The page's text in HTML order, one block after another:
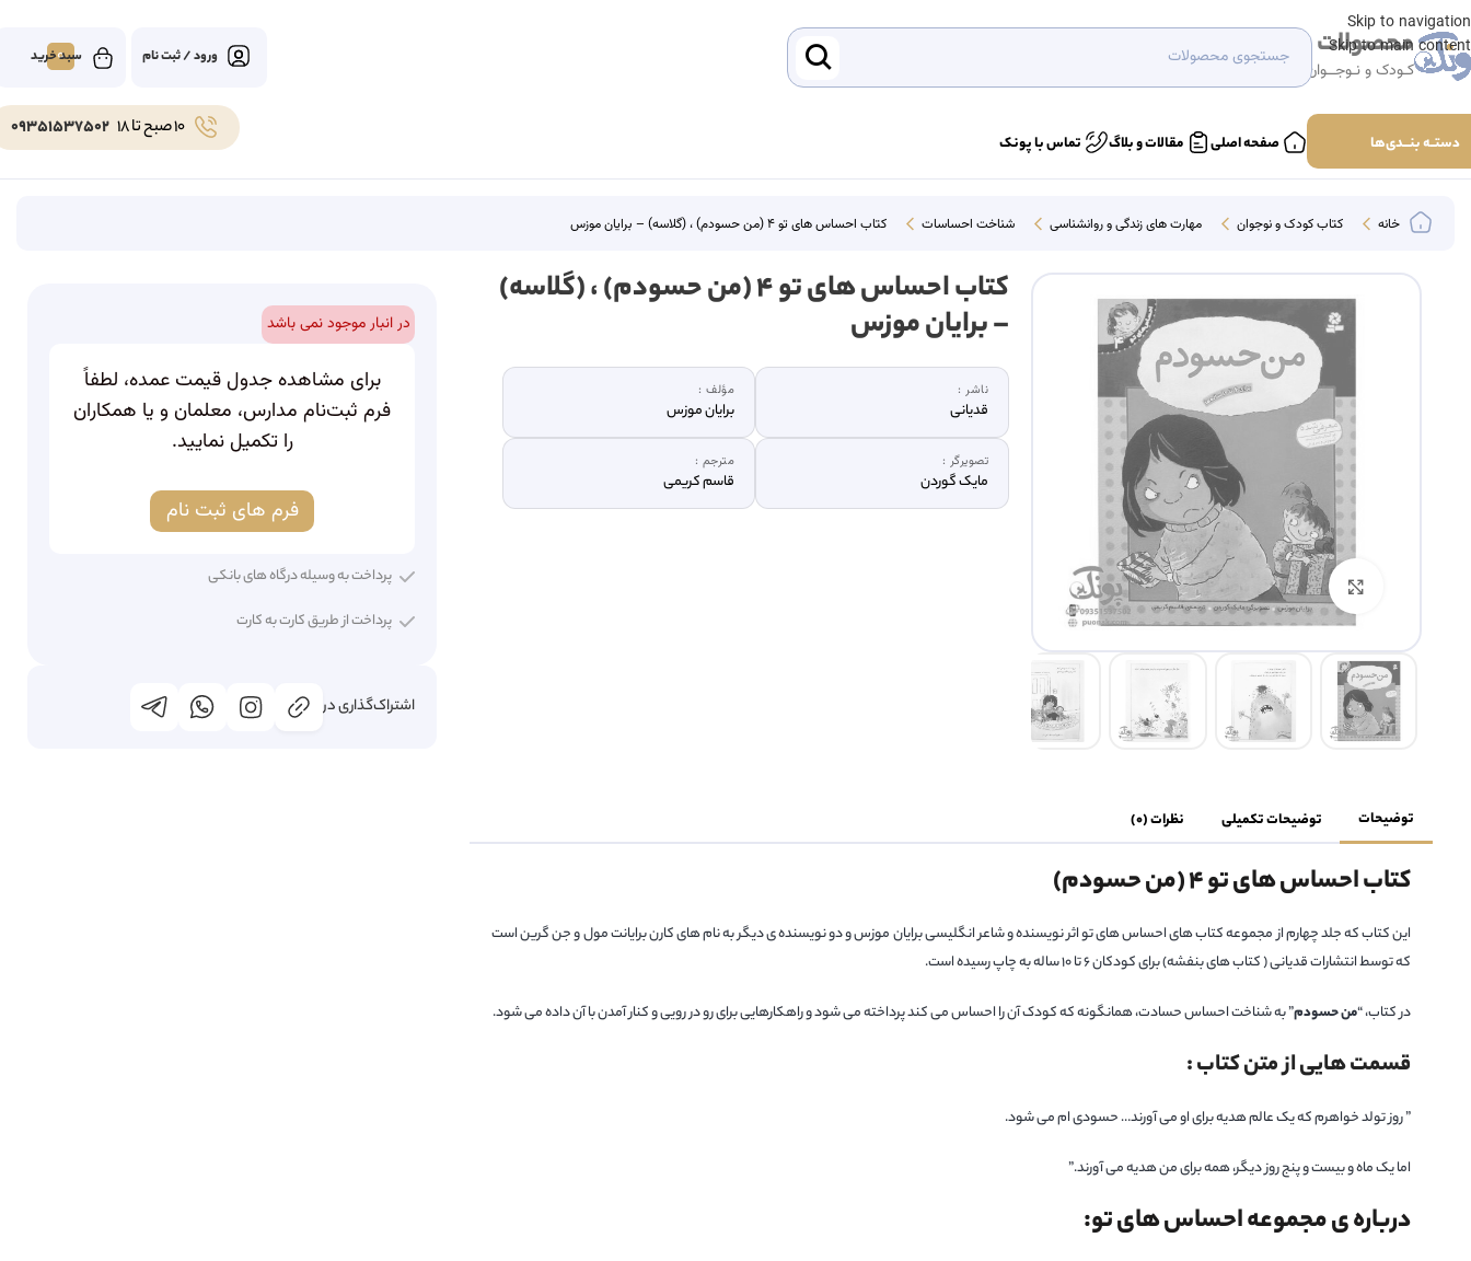
Skip to navigation
Skip to main content
محصولات
کـودک و نـوجــوان
ورود / ثبت نام 0
دستــه بنـــدی‌ها صفحه اصلی مقالات و بلاگ تماس با پونک
10 صبح تا 18 09351537502
خانه کتاب کودک و نوجوان مهارت های زندگی و روانشناسی شناخت احساسات کتاب احساس های تو ۴ (من حسودم) ، (گلاسه) – برایان موزس
بزرگنمایی تصویر
کتاب احساس های تو ۴ (من حسودم) ، (گلاسه)
– برایان موزس
ناشر :
قدیانی
مؤلف :
برایان موزس
تصویرگر :
مایک گوردن
مترجم :
قاسم کریمی
توضیحات توضیحات تکمیلی نظرات (0)
کتاب احساس های تو ۴ (من حسودم)
این کتاب که جلد چهارم از مجموعه کتاب های احساس های تو اثر نویسنده و شاعر انگلیسی برایان موزس و دو نویسنده ی دیگر به نام های کارن برایانت مول و جن گرین است
که توسط انتشارات قدیانی ( کتاب های بنفشه) برای کودکان 6 تا 10 ساله به چاپ رسیده است.
در کتاب، “من حسودم” به شناخت احساس حسادت، همانگونه که کودک آن را احساس می کند پرداخته می شود و راهکارهایی برای رو در رویی و کنار آمدن با آن داده می شود.
قسمت هایی از متن کتاب :
” روز تولد خواهرم که یک عالم هدیه برای او می آورند… حسودی ام می شود.
اما یک ماه و بیست و پنج روز دیگر، همه برای من هدیه می آورند.”
درباره ی مجموعه احساس های تو:
در انبار موجود نمی باشد
برای مشاهده جدول قیمت عمده، لطفاً
فرم ثبت‌نام مدارس، معلمان و یا همکاران
را تکمیل نمایید.
فرم های ثبت نام
پرداخت به وسیله درگاه های بانکی
پرداخت از طریق کارت به کارت
اشتراک‌گذاری در